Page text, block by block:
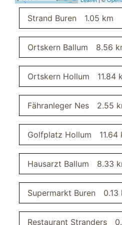
Angeln
Küche
Mikrowelle
Herd
Spülmaschine
Geschirr
Wasserkocher
Kühlschrank
Kochtöpfe
Kaffeemaschine
Küche
Geschirr und Besteck
Wohnbereich
Sofa
Strand Buren 1.05 km
Ortskern Ballum 8.56
Ortskern Hollum 11.84
Fähranleger Nes 2.55
Golfplatz Hollum 11.64
Hausarzt Ballum 8.33
Supermarkt Buren 0.13
Restaurant Stranders